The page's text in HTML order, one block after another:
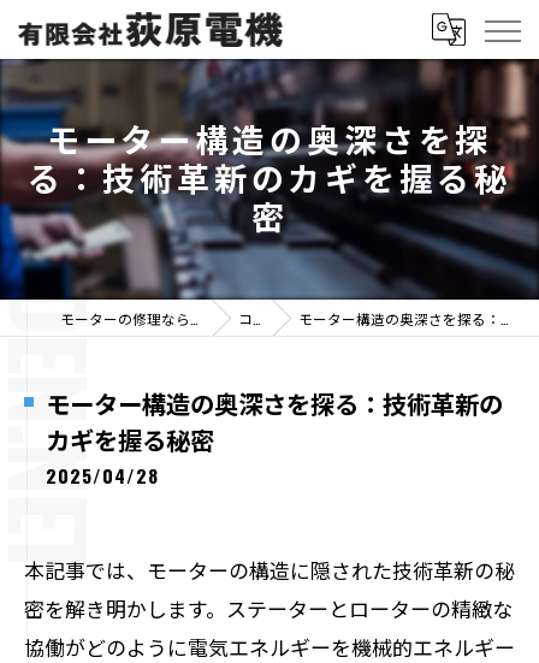
モーター構造の奥深さを探
る：技術革新のカギを握る秘
密
コラム モーター構造の奥深さを探る：技術革新のカギを握る秘密
モーター構造の奥深さを探る：技術革新の
カギを握る秘密
2025/04/28
本記事では、モーターの構造に隠された技術革新の秘
密を解き明かします。ステーターとローターの精緻な
協働がどのように電気エネルギーを機械的エネルギー